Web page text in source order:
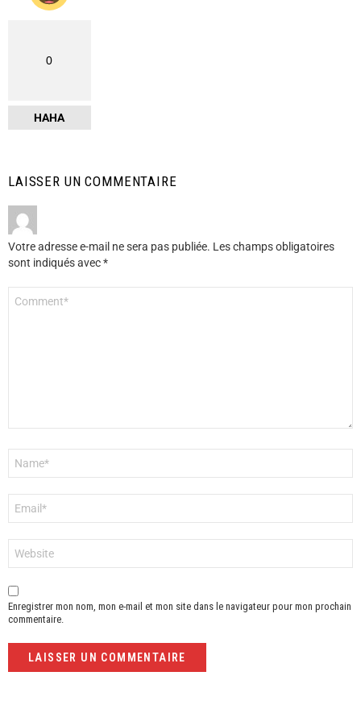
0
HAHA
LAISSER UN COMMENTAIRE
Votre adresse e-mail ne sera pas publiée. Les champs obligatoires
sont indiqués avec*
mail
*
web
Enregistrer mon nom, mon e-mail et mon site dans le navigateur pour mon prochain
commentaire.